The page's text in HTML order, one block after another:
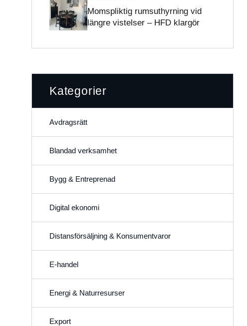
Momspliktig rumsuthyrning vid
längre vistelser – HFD klargör
Kategorier
Avdragsrätt
Blandad verksamhet
Bygg & Entreprenad
Digital ekonomi
Distansförsäljning & Konsumentvaror
E-handel
Energi & Naturresurser
Export